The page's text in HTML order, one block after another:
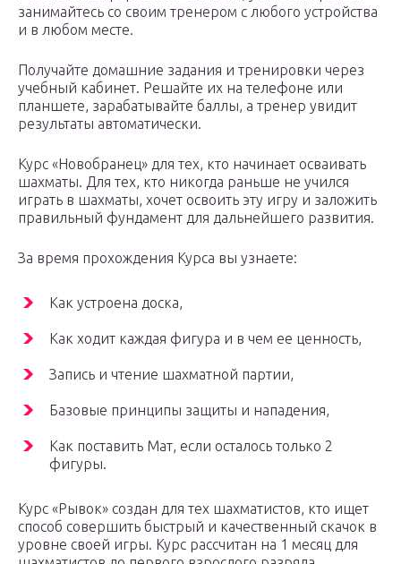
занимайтесь со своим тренером с любого устройства
и в любом месте.
Получайте домашние задания и тренировки через
учебный кабинет. Решайте их на телефоне или
планшете, зарабатывайте баллы, а тренер увидит
результаты автоматически.
Курс «Новобранец» для тех, кто начинает осваивать
шахматы. Для тех, кто никогда раньше не учился
играть в шахматы, хочет освоить эту игру и заложить
правильный фундамент для дальнейшего развития.
За время прохождения Курса вы узнаете:
Как устроена доска,
Как ходит каждая фигура и в чем ее ценность,
Запись и чтение шахматной партии,
Базовые принципы защиты и нападения,
Как поставить Мат, если осталось только 2
фигуры.
Курс «Рывок» создан для тех шахматистов, кто ищет
способ совершить быстрый и качественный скачок в
уровне своей игры. Курс рассчитан на 1 месяц для